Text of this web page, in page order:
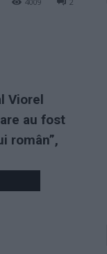
Viorel
au fost
român”,